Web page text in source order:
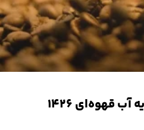
قهوه‌ای ۱۴۲۶